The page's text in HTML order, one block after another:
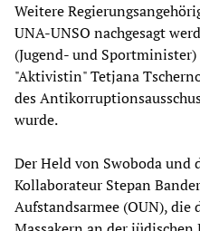
Weitere
UNA-UNSO nachgesagt
(Jugend- und
"Aktivistin" Tetjana
des
wurde.
Der Held von Swoboda und
Kollaborateur Stepan
Aufstandsarmee (OUN), die